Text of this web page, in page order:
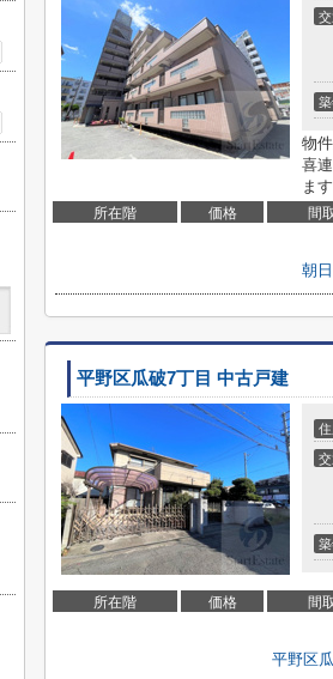
物
喜
ま
所在階 価格 間
朝
平野区瓜破7丁目 中古戸建
所在階 価格 間
平野区